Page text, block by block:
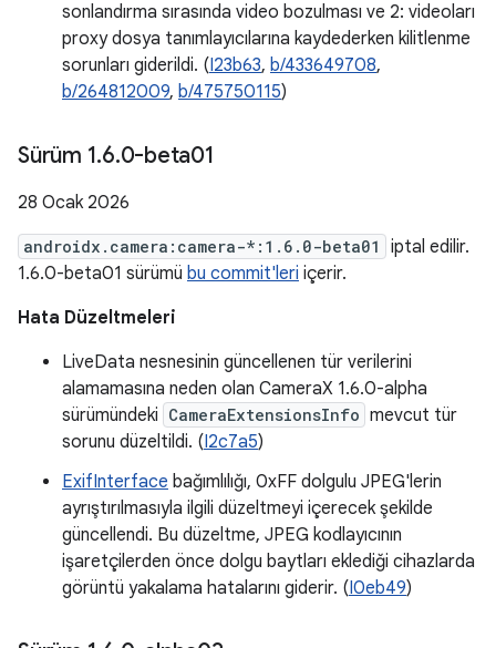
sonlandırma sırasında video bozulması ve 2: videoları
proxy dosya tanımlayıcılarına kaydederken kilitlenme
sorunları giderildi. (I23b63, b/433649708,
b/264812009, b/475750115)
Sürüm 1.6.0-beta01
28 Ocak 2026
androidx.camera:camera-*:1.6.0-beta01
iptal edilir.
1.6.0-beta01 sürümü bu commit'leri içerir.
Hata Düzeltmeleri
LiveData nesnesinin güncellenen tür verilerini
alamamasına neden olan CameraX 1.6.0-alpha
sürümündeki CameraExtensionsInfo mevcut tür
sorunu düzeltildi. (I2c7a5)
ExifInterface bağımlılığı, 0xFF dolgulu JPEG'lerin
ayrıştırılmasıyla ilgili düzeltmeyi içerecek şekilde
güncellendi. Bu düzeltme, JPEG kodlayıcının
işaretçilerden önce dolgu baytları eklediği cihazlarda
görüntü yakalama hatalarını giderir. (I0eb49)